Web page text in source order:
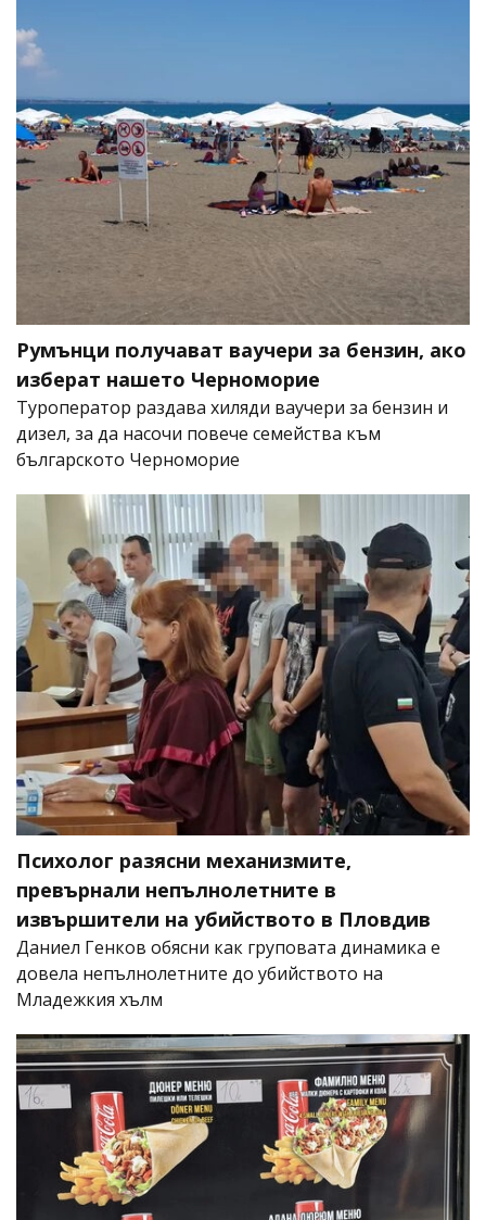
Румънци получават ваучери за бензин, ако
изберат нашето Черноморие
Туроператор раздава хиляди ваучери за бензин и
дизел, за да насочи повече семейства към
българското Черноморие
Психолог разясни механизмите,
превърнали непълнолетните в
извършители на убийството в Пловдив
Даниел Генков обясни как груповата динамика е
довела непълнолетните до убийството на
Младежкия хълм